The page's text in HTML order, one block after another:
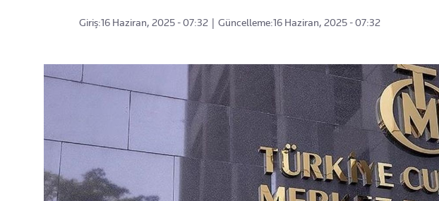
Giriş:16 Haziran, 2025 - 07:32 Güncelleme:16 Haziran, 2025 - 07:32